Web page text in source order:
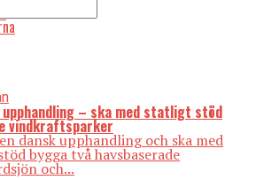
– ska med statligt stöd
vindkraftsparker
dansk upphandling och ska med
bygga två havsbaserade
och...